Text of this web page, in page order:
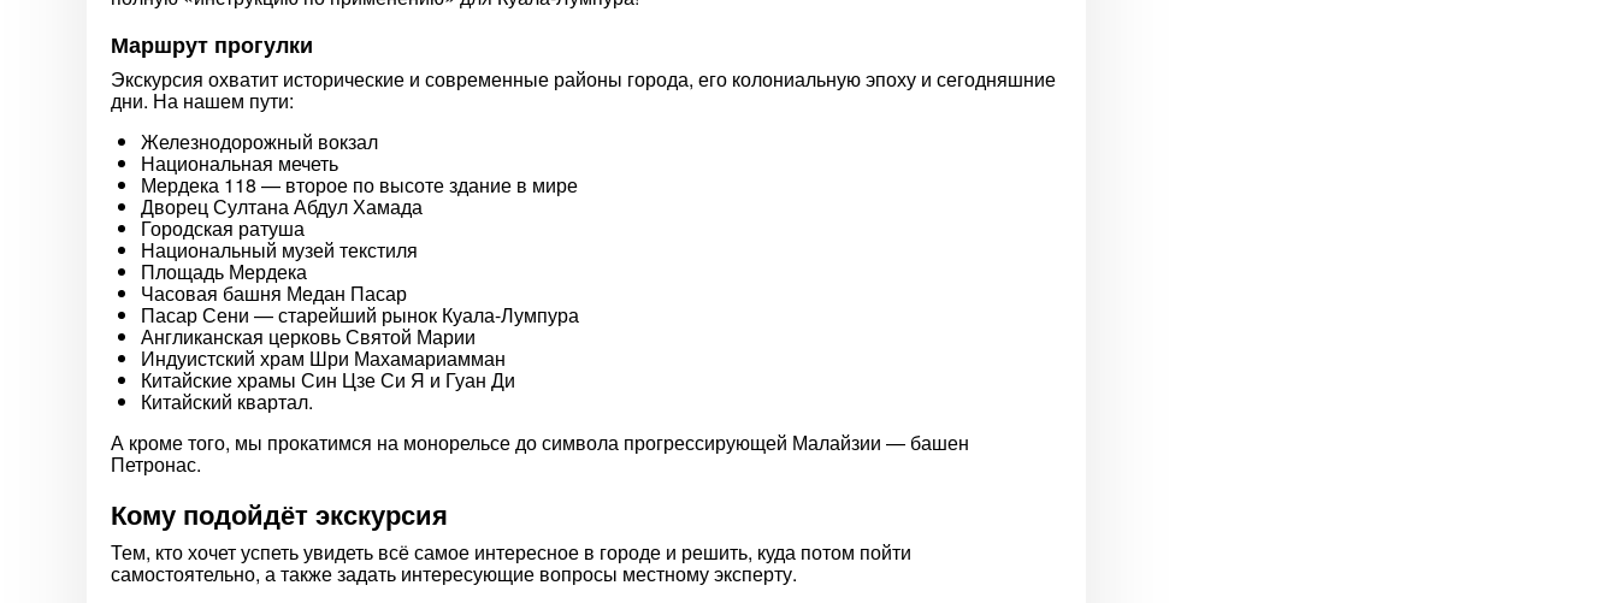
Маршрут прогулки
Экскурсия охватит исторические и современные районы города, его колониальную эпоху и сегодняшние
дни. На нашем пути:
Железнодорожный вокзал
Национальная мечеть
Мердека 118 — второе по высоте здание в мире
Дворец Султана Абдул Хамада
Городская ратуша
Национальный музей текстиля
Площадь Мердека
Часовая башня Медан Пасар
Пасар Сени — старейший рынок Куала-Лумпура
Англиканская церковь Святой Марии
Индуистский храм Шри Махамариамман
Китайские храмы Син Цзе Си Я и Гуан Ди
Китайский квартал.
А кроме того, мы прокатимся на монорельсе до символа прогрессирующей Малайзии — башен
Петронас.
Кому подойдёт экскурсия
Тем, кто хочет успеть увидеть всё самое интересное в городе и решить, куда потом пойти
самостоятельно, а также задать интересующие вопросы местному эксперту.